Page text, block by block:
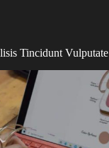
Tincidunt Vulputate